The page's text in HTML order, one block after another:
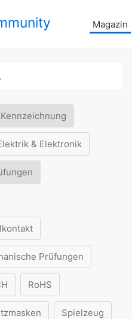
Magazin
& Elektronik
Prüfungen
RoHS
Spielzeug